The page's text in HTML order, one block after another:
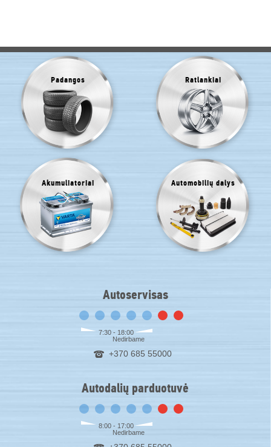
Padangos Ratlankiai
Akumuliatoriai Automobilių dalys
Autoservisas
7:30 - 18:00
Nedirbame
+370 685 55000
Autodalių parduotuvė
8:00 - 17:00
Nedirbame